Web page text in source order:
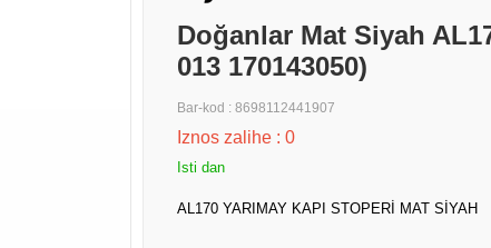
Doğanlar Mat Siyah
013 170143050)
Bar-kod : 8698112441907
Iznos zalihe : 0
Isti dan
AL170 YARIMAY KAPI STOPERİ MAT SİYAH